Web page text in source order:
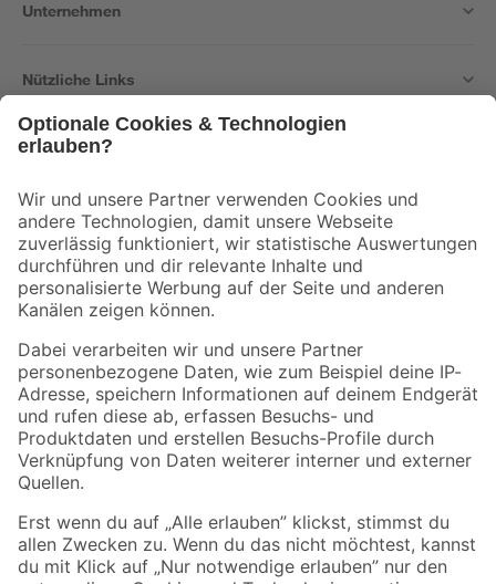
Unternehmen
Nützliche Links
Der toom Newsletter: Keine Angebote und Aktionen mehr verpassen!
Zur Newsletter Anmeldung
Folge uns
Zahlungsarten Versandarten
Sicher einkaufen
Jetzt die toom-App herunterladen